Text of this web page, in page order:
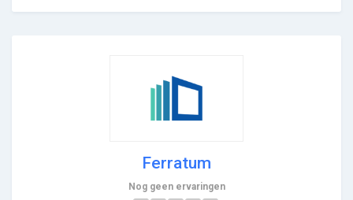
Ferratum
Nog geen ervaringen